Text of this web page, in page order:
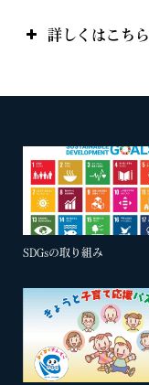
詳しくはこちら
SDGsの取り組み